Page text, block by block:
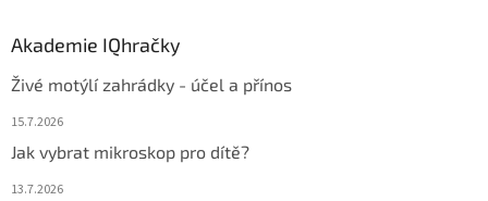
Akademie IQhračky
Živé motýlí zahrádky - účel a přínos
15.7.2026
Jak vybrat mikroskop pro dítě?
13.7.2026